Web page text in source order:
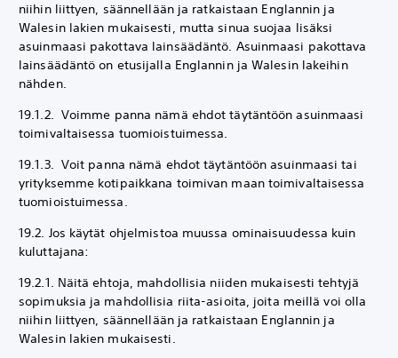
niihin liittyen, säännellään ja ratkaistaan Englannin ja
Walesin lakien mukaisesti, mutta sinua suojaa lisäksi
asuinmaasi pakottava lainsäädäntö. Asuinmaasi pakottava
lainsäädäntö on etusijalla Englannin ja Walesin lakeihin
nähden.
19.1.2. Voimme panna nämä ehdot täytäntöön asuinmaasi
toimivaltaisessa tuomioistuimessa.
19.1.3. Voit panna nämä ehdot täytäntöön asuinmaasi tai
yrityksemme kotipaikkana toimivan maan toimivaltaisessa
tuomioistuimessa.
19.2. Jos käytät ohjelmistoa muussa ominaisuudessa kuin
kuluttajana:
19.2.1. Näitä ehtoja, mahdollisia niiden mukaisesti tehtyjä
sopimuksia ja mahdollisia riita-asioita, joita meillä voi olla
niihin liittyen, säännellään ja ratkaistaan Englannin ja
Walesin lakien mukaisesti.